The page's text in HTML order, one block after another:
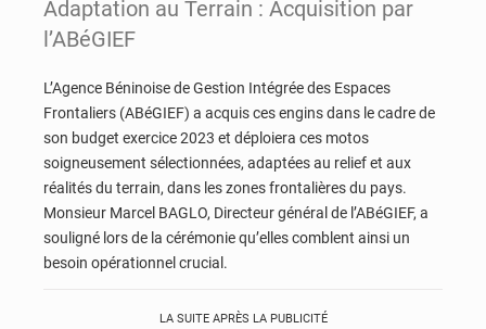
Adaptation au Terrain : Acquisition par
l’ABéGIEF
L’Agence Béninoise de Gestion Intégrée des Espaces
Frontaliers (ABéGIEF) a acquis ces engins dans le cadre de
son budget exercice 2023 et déploiera ces motos
soigneusement sélectionnées, adaptées au relief et aux
réalités du terrain, dans les zones frontalières du pays.
Monsieur Marcel BAGLO, Directeur général de l’ABéGIEF, a
souligné lors de la cérémonie qu’elles comblent ainsi un
besoin opérationnel crucial.
LA SUITE APRÈS LA PUBLICITÉ